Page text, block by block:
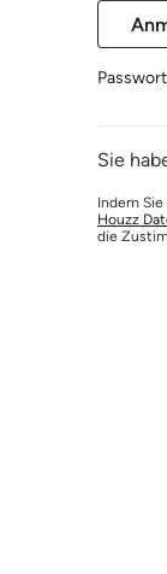
Sie
Indem
Houzz
die